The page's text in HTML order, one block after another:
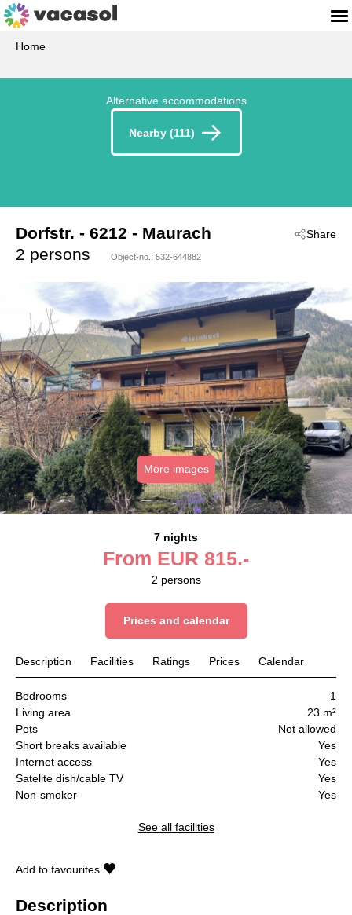
Home
Alternative accommodations
Nearby (111)
Share
Dorfstr. - 6212 - Maurach
2 persons
Object-no.: 532-644882
More images
7 nights
From EUR 815.-
2 persons
Prices and calendar
Description Facilities Ratings Prices Calendar
Bedrooms
1
Living area
23 m²
Pets
Not allowed
Short breaks available
Yes
Internet access
Yes
Satelite dish/cable TV
Yes
Non-smoker
Yes
See all facilities
Add to favourites
Description